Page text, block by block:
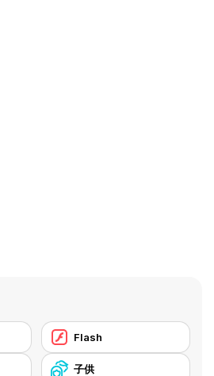
Flash
子供